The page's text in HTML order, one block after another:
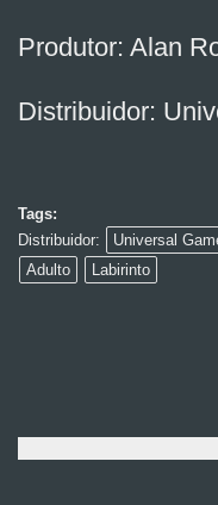
Produtor: Alan
Distribuidor:
Tags:
Distribuidor:
Universal
Adulto
Labirinto